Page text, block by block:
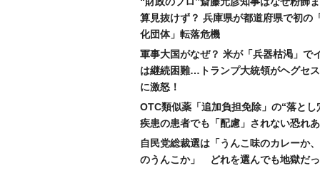
算見抜けず？ 兵庫県が都道府県で初の
化団体」転落危機
軍事大国がなぜ？ 米が「兵器枯渇」で
は継続困難…トランプ大統領がヘグセ
に激怒！
OTC類似薬「追加負担免除」の“落と
疾患の患者でも「配慮」されない恐れ
自民党総裁選は「うんこ味のカレーか
のうんこか」 どれを選んでも地獄だ